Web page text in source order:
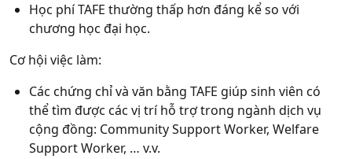
Học phí TAFE thường thấp hơn đáng kể so với
chương học đại học.
Cơ hội việc làm:
Các chứng chỉ và văn bằng TAFE giúp sinh viên có
thể tìm được các vị trí hỗ trợ trong ngành dịch vụ
cộng đồng: Community Support Worker, Welfare
Support Worker, … v.v.